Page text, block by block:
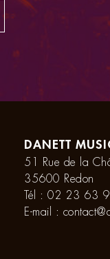
DANETT
51 Rue de la
35600 Redon
Tél : 02 23 63
E-mail :